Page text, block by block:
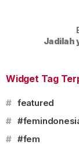
Jadilah
Widget Tag
# featured
#
# #fem